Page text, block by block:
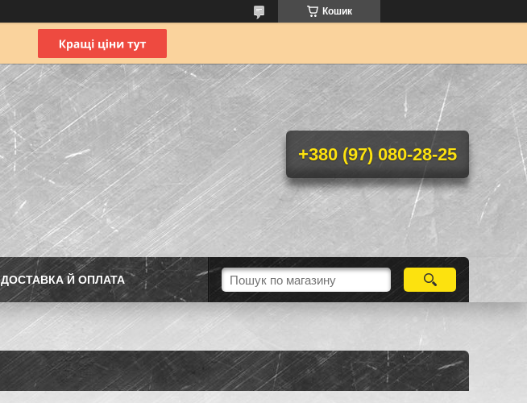
Кошик
+380 (97) 080-28-25
ДОСТАВКА Й ОПЛАТА